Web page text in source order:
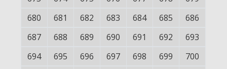
680
681 682 683 684 685
686
687
688 689 690 691 692
693
694
695 696 697 698 699
700